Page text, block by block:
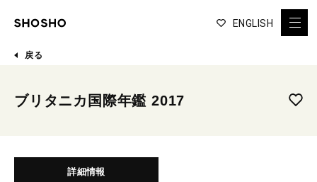
ENGLISH
戻る
ブリタニカ国際年鑑 2017
詳細情報